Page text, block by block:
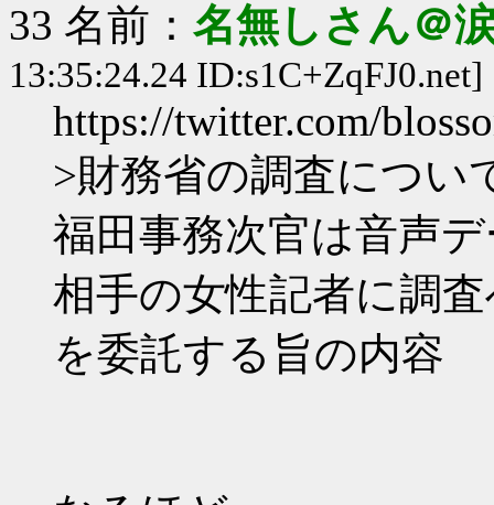
33 名前： 名無しさん＠
13:35:24.24 ID:s1C+ZqFJ0.net]
https://twitter.com/
>財務省の調査につい
福田事務次官は音声
相手の女性記者に調
を委託する旨の内容